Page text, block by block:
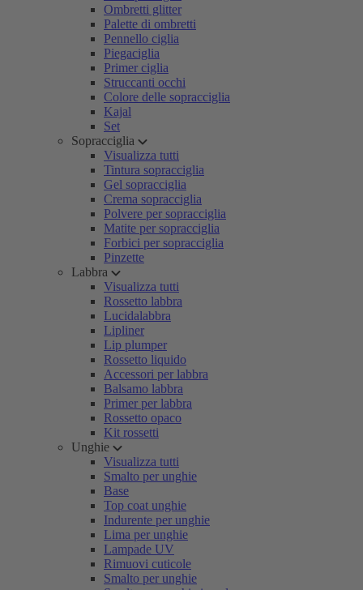
Ombretti glitter
Palette di ombretti
Pennello ciglia
Piegaciglia
Primer ciglia
Struccanti occhi
Colore delle sopracciglia
Kajal
Set
Sopracciglia
Visualizza tutti
Tintura sopracciglia
Gel sopracciglia
Crema sopracciglia
Polvere per sopracciglia
Matite per sopracciglia
Forbici per sopracciglia
Pinzette
Labbra
Visualizza tutti
Rossetto labbra
Lucidalabbra
Lipliner
Lip plumper
Rossetto liquido
Accessori per labbra
Balsamo labbra
Primer per labbra
Rossetto opaco
Kit rossetti
Unghie
Visualizza tutti
Smalto per unghie
Base
Top coat unghie
Indurente per unghie
Lima per unghie
Lampade UV
Rimuovi cuticole
Smalto per unghie